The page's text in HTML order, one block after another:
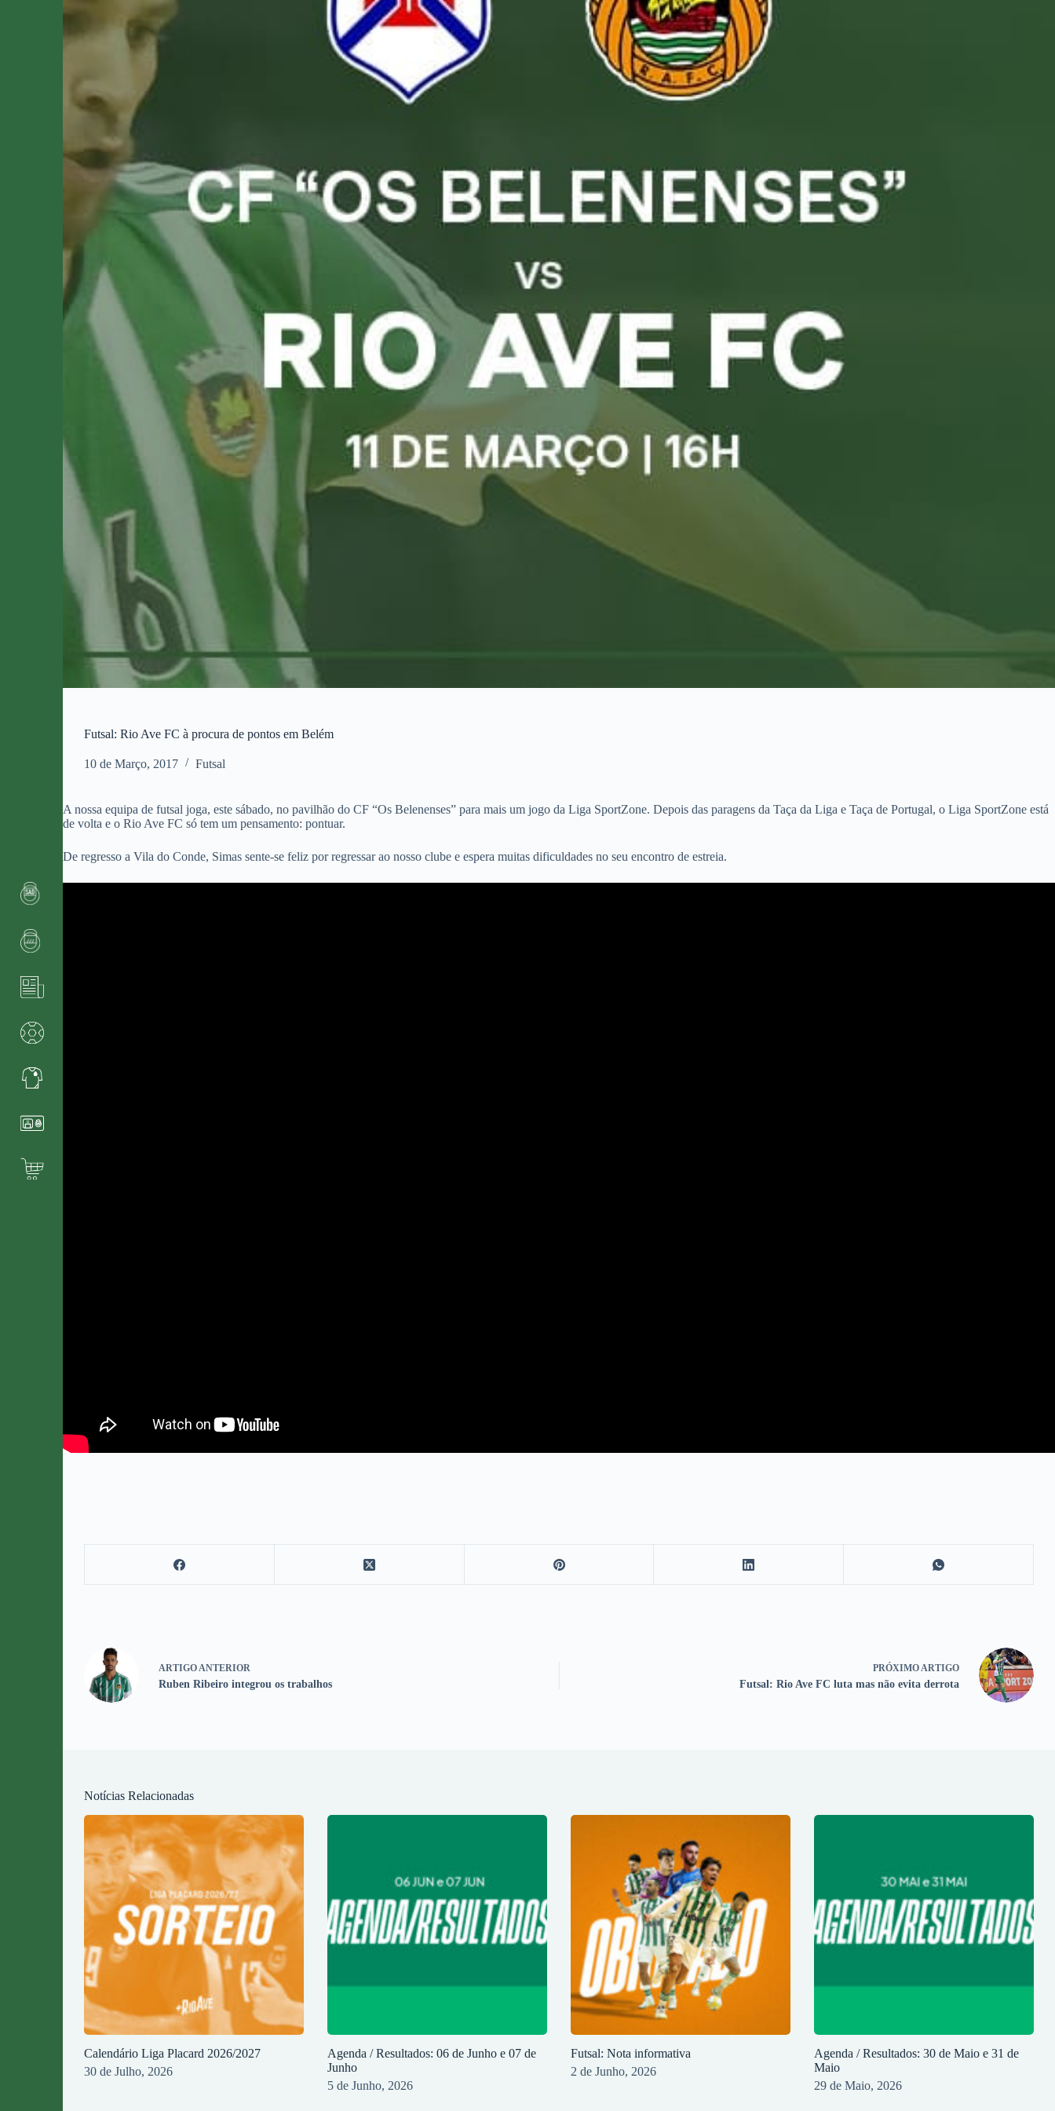
Futsal: Rio Ave FC à procura de pontos em Belém
10 de Março, 2017 Futsal
A nossa equipa de futsal joga, este sábado, no pavilhão do CF “Os Belenenses” para mais um jogo da Liga SportZone. Depois das paragens da Taça da Liga e Taça de Portugal, o Liga SportZone está
de volta e o Rio Ave FC só tem um pensamento: pontuar.
De regresso a Vila do Conde, Simas sente-se feliz por regressar ao nosso clube e espera muitas dificuldades no seu encontro de estreia.
ARTIGO ANTERIOR
Ruben Ribeiro integrou os trabalhos
PRÓXIMO ARTIGO
Futsal: Rio Ave FC luta mas não evita derrota
Notícias Relacionadas
Calendário Liga Placard 2026/2027
30 de Julho, 2026
Agenda / Resultados: 06 de Junho e 07 de
Junho
5 de Junho, 2026
Futsal: Nota informativa
2 de Junho, 2026
Agenda / Resultados: 30 de Maio e 31 de
Maio
29 de Maio, 2026